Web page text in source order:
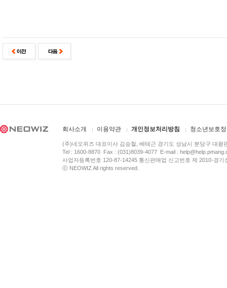
회사소개 이용약관 개인정보처리방침 청소년보호
(주)네오위즈 대표이사 김승철, 배태근 경기도 성남시 분당구 대왕
Tel : 1600-8870 Fax : (031)8039-4077 E-mail :
사업자등록번호 120-87-14245 통신판매업 신고번호 제 2010-경
ⓒ NEOWIZ All rights reserved.